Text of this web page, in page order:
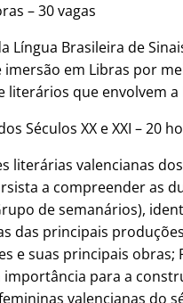
– 30 vagas
Língua Brasileira de
em Libras por
literários que envolvem
Séculos XX e XXI – 20
literárias valencianas
a compreender as
de semanários),
das principais
e suas principais obras;
importância para a
valencianas do